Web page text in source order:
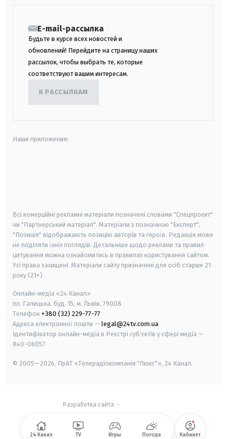
E-mail-рассылка
Будьте в курсе всех новостей и
обновлений! Перейдите на страницу наших
рассылок, чтобы выбрать те, которые
соответствуют вашим интересам.
К РАССЫЛКАМ
Наши приложения:
Всі комерційні рекламні матеріали позначені словами "Спецпроєкт"
чи "Партнерський матеріал". Матеріали з позначкою "Експерт",
"Позиція" відображають позицію авторів та героїв. Редакція може
не поділяти їхніх поглядів. Детальніше щодо реклами та правил
цитування можна ознайомитись в правилах користування сайтом.
Усі права захищені. Матеріали сайту призначені для осіб старше 21
року (21+)
Онлайн-медіа «24 Канал»
пл. Галицька, буд. 15, м. Львів, 79008
Телефон +380 (32) 229-77-77
Адреса електронної пошти — legal@24tv.com.ua
Ідентифікатор онлайн-медіа в Реєстрі суб'єктів у сфері медіа —
R40-06057
© 2005—2026, ПрАТ «Телерадіокомпанія "Люкс"», 24 Канал.
Разработка сайта -
24 Канал TV Игры Погода Кабинет